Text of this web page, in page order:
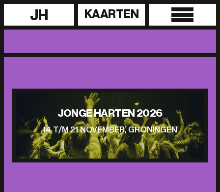
JH KAARTEN
JONGE HARTEN 2026
14 T/M 21 NOVEMBER, GRONINGEN